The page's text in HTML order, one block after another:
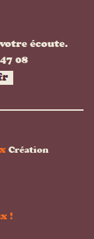
écoute.
08
Création
!